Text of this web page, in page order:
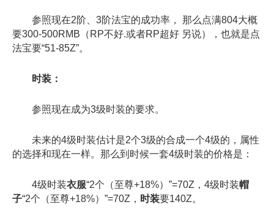
参照现在2阶、3阶法宝的成功率， 那么点满804大概
要300-500RMB（RP不好.或者RP超好 另说），也就是点
法宝要“51-85Z”。
时装：
参照现在成为3级时装的要求。
未来的4级时装估计是2个3级的合成一个4级的，属性
的选择和现在一样。那么到时候一套4级时装的价格是：
4级时装衣服“2个（至尊+18%）”=70Z，4级时装帽
子“2个（至尊+18%）”=70Z， 时装要140Z。